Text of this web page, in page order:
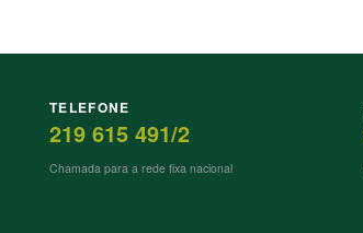
TELEFONE
219 615 491/2
Chamada para a rede fixa nacional